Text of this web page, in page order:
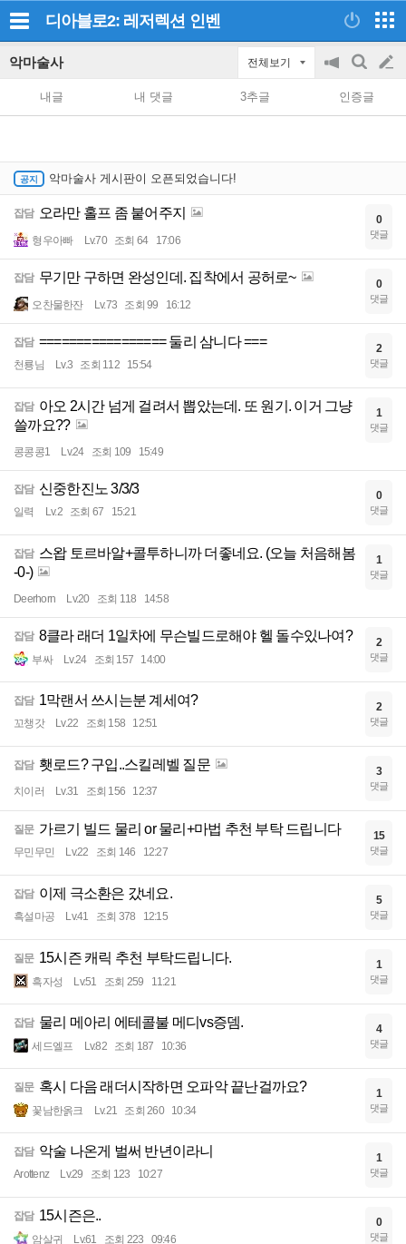
디아블로2: 레저렉션 인벤
악마술사 전체보기
공
on/off
검
색
글
쓰
내글 내 댓글 3추글 인증글
악마술사 게시판이 오픈되었습니다!
잡담 오라만 홀프 좀 붙어주지
형우아빠 Lv.70 조회 64 17:06
0
댓글
잡담 무기만 구하면 완성인데. 집착에서 공허로~
오찬물한잔 Lv.73 조회 99 16:12
0
댓글
잡담 ================= 둘리 삼니다 ===
천룡님 Lv.3 조회 112 15:54
2
댓글
잡담 아오 2시간 넘게 걸려서 뽑았는데. 또 원기. 이거 그냥
쓸까요??
콩콩콩1 Lv.24 조회 109 15:49
1
댓글
잡담 신중한진노 3/3/3
일력 Lv.2 조회 67 15:21
0
댓글
잡담 스왑 토르바알+콜투하니까 더좋네요. (오늘 처음해봄
-0-)
Deerhorn Lv.20 조회 118 14:58
1
댓글
잡담 8클라 래더 1일차에 무슨빌드로해야 헬 돌수있나여?
부싸 Lv.24 조회 157 14:00
2
댓글
잡담 1막랜서 쓰시는분 계세여?
꼬챙갓 Lv.22 조회 158 12:51
2
댓글
잡담 횃로드? 구입..스킬레벨 질문
치이러 Lv.31 조회 156 12:37
3
댓글
질문 가르기 빌드 물리 or 물리+마법 추천 부탁 드립니다
무민무민 Lv.22 조회 146 12:27
15
댓글
잡담 이제 극소환은 갔네요.
흑설마공 Lv.41 조회 378 12:15
5
댓글
질문 15시즌 캐릭 추천 부탁드립니다.
흑자성 Lv.51 조회 259 11:21
1
댓글
잡담 물리 메아리 에테콜불 메디vs증뎀.
세드엘프 Lv.82 조회 187 10:36
4
댓글
질문 혹시 다음 래더시작하면 오파악 끝난걸까요?
꽃남한옭크 Lv.21 조회 260 10:34
1
댓글
잡담 악술 나온게 벌써 반년이라니
Arottenz Lv.29 조회 123 10:27
1
댓글
잡담 15시즌은..
암살귀 Lv.61 조회 223 09:46
0
댓글